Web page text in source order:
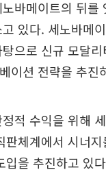
바메이트의 뒤를
있다. 세노바메
탕으로 신규 모달
이션 전략을 추진
적 수익을 위해
체계에서 시너지
입을 추진하고 있